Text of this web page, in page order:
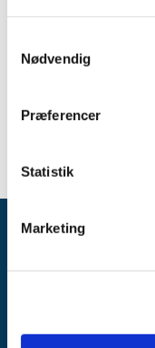
Nødvendig
Præferencer
Statistik
Marketing
Lægemidler handlet
Hvis man som
Lægemiddelstyrelsen